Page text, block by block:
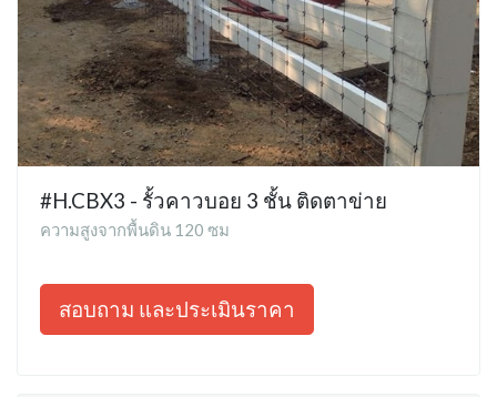
#H.CBX3 - รั้วคาวบอย 3 ชั้น ติดตาข่าย
ความสูงจากพื้นดิน 120 ซม
สอบถาม และประเมินราคา